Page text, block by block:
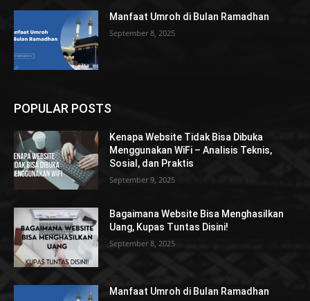
Manfaat Umroh di Bulan Ramadhan
September 8, 2025
POPULAR POSTS
Kenapa Website Tidak Bisa Dibuka
Menggunakan WiFi – Analisis Teknis,
Sosial, dan Praktis
September 9, 2025
Bagaimana Website Bisa Menghasilkan
Uang, Kupas Tuntas Disini!
September 8, 2025
Manfaat Umroh di Bulan Ramadhan